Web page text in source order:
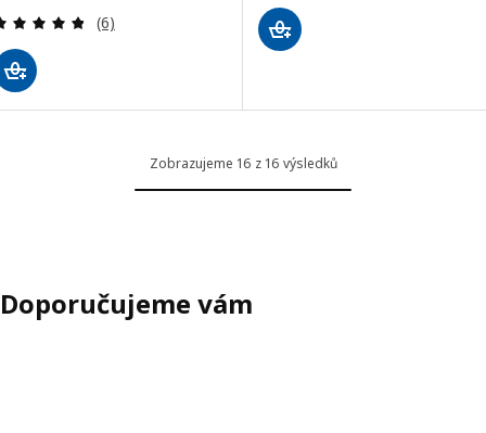
Recenze: 4.8 z 5 hvězdy. Celkem recenzí:
(6)
Zobrazujeme 16 z 16 výsledků
Doporučujeme vám